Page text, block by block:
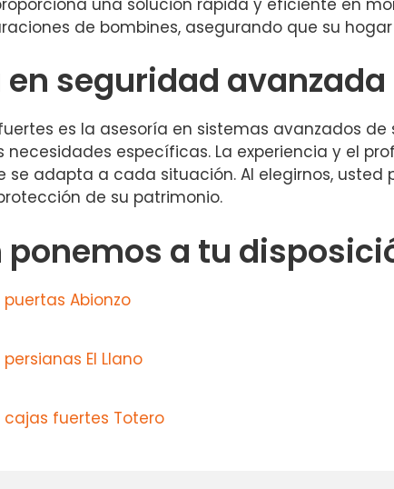
una solución rápida y eficiente en
de bombines, asegurando que su
seguridad avanzada
es la asesoría en sistemas avanzados
necesidades específicas. La experiencia y el
se adapta a cada situación. Al elegirnos,
de su patrimonio.
ponemos a tu
Abionzo
El Llano
fuertes Totero